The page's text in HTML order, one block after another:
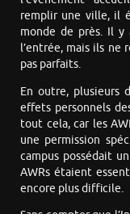
remplir une ville, il
monde de près. Il y
l’entrée, mais ils ne
pas parfaits.
En outre, plusieurs
effets personnels
tout cela, car les
une permission
campus possédait
AWRs étaient
encore plus difficile.